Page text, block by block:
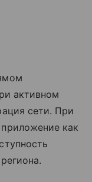
активном
сети. При
как